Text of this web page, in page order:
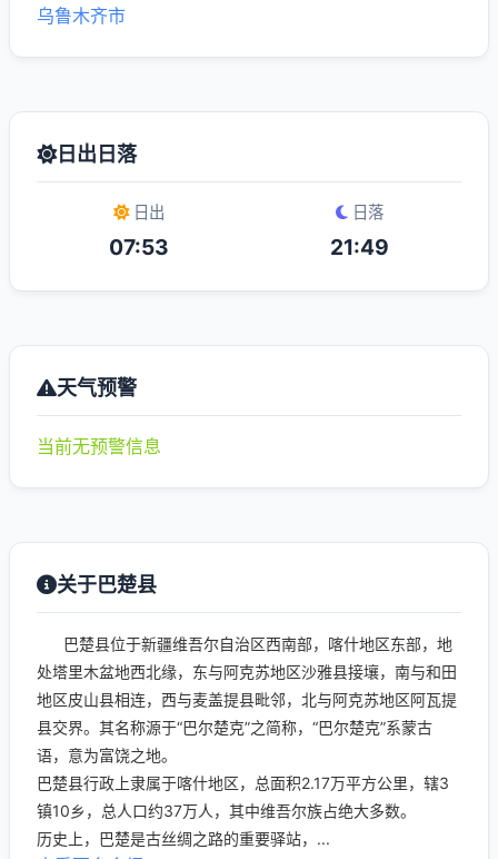
乌鲁木齐市
日出日落
日出
07:53
日落
21:49
天气预警
当前无预警信息
关于巴楚县
巴楚县位于新疆维吾尔自治区西南部，喀什地区东部，地
处塔里木盆地西北缘，东与阿克苏地区沙雅县接壤，南与和田
地区皮山县相连，西与麦盖提县毗邻，北与阿克苏地区阿瓦提
县交界。其名称源于“巴尔楚克”之简称，“巴尔楚克”系蒙古
语，意为富饶之地。
巴楚县行政上隶属于喀什地区，总面积2.17万平方公里，辖3
镇10乡，总人口约37万人，其中维吾尔族占绝大多数。
历史上，巴楚是古丝绸之路的重要驿站，...